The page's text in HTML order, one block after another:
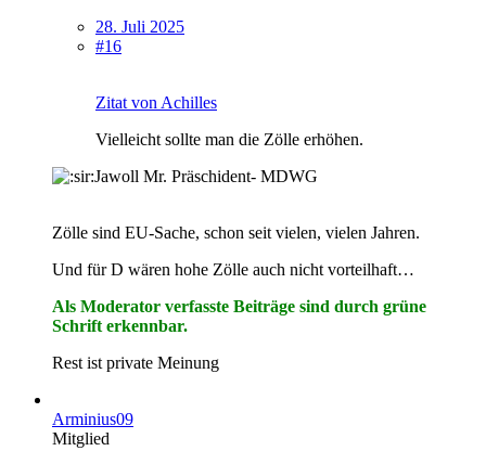
28. Juli 2025
#16
Zitat von Achilles
Vielleicht sollte man die Zölle erhöhen.
Jawoll Mr. Präschident- MDWG
Zölle sind EU-Sache, schon seit vielen, vielen Jahren.
Und für D wären hohe Zölle auch nicht vorteilhaft…
Als Moderator verfasste Beiträge sind durch grüne
Schrift erkennbar.
Rest ist private Meinung
Arminius09
Mitglied